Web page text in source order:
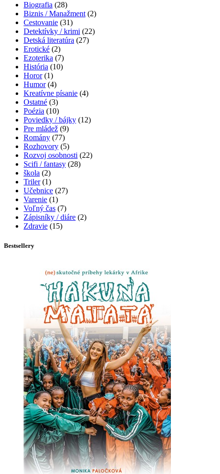
Biografia (28)
Biznis / Manažment (2)
Cestovanie (31)
Detektívky / krimi (22)
Detská literatúra (27)
Erotické (2)
Ezoterika (7)
História (10)
Horor (1)
Humor (4)
Kreatívne písanie (4)
Ostatné (3)
Poézia (10)
Poviedky / bájky (12)
Pre mládež (9)
Romány (77)
Rozhovory (5)
Rozvoj osobnosti (22)
Scifi / fantasy (28)
škola (2)
Triler (1)
Učebnice (27)
Varenie (1)
Voľný čas (7)
Zápisníky / diáre (2)
Zdravie (15)
Bestsellery